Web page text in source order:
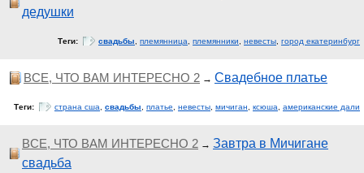
дедушки
Теги: свадьбы племянница племянники невесты город екатеринбург
ВСЕ, ЧТО ВАМ ИНТЕРЕСНО 2 → Свадебное платье
Теги: страна сша свадьбы платье невесты мичиган ксюша американские дали
ВСЕ, ЧТО ВАМ ИНТЕРЕСНО 2 → Завтра в Мичигане
свадьба